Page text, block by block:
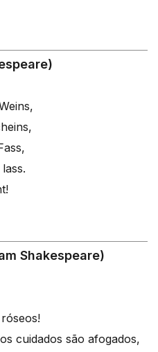
Shakespeare)
cuidados são afogados,